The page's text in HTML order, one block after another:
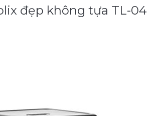
đẹp không tựa TL-04